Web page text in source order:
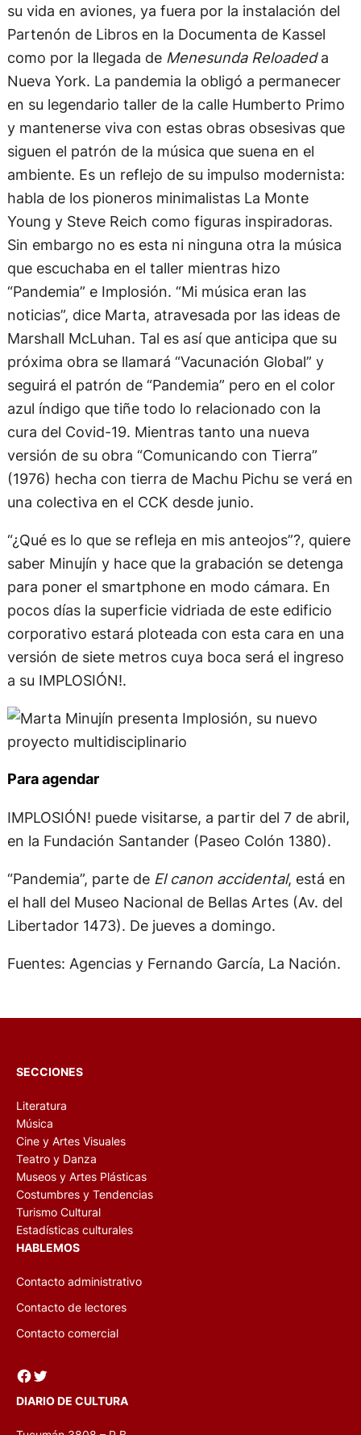
su vida en aviones, ya fuera por la instalación del
Partenón de Libros en la Documenta de Kassel
como por la llegada de Menesunda Reloadeda
Nueva York. La pandemia la obligó a permanecer
en su legendario taller de la calle Humberto Primo
y mantenerse viva con estas obras obsesivas que
siguen el patrón de la música que suena en el
ambiente. Es un reflejo de su impulso modernista:
habla de los pioneros minimalistas La Monte
Young y Steve Reich como figuras inspiradoras.
Sin embargo no es esta ni ninguna otra la música
que escuchaba en el taller mientras hizo
“Pandemia” e Implosión. “Mi música eran las
noticias”, dice Marta, atravesada por las ideas de
Marshall McLuhan. Tal es así que anticipa que su
próxima obra se llamará “Vacunación Global” y
seguirá el patrón de “Pandemia” pero en el color
azul índigo que tiñe todo lo relacionado con la
cura del Covid-19. Mientras tanto una nueva
versión de su obra “Comunicando con Tierra”
(1976) hecha con tierra de Machu Pichu se verá en
una colectiva en el CCK desde junio.
“¿Qué es lo que se refleja en mis anteojos”?, quiere
saber Minujín y hace que la grabación se detenga
para poner el smartphone en modo cámara. En
pocos días la superficie vidriada de este edificio
corporativo estará ploteada con esta cara en una
versión de siete metros cuya boca será el ingreso
a su IMPLOSIÓN!.
Para agendar
IMPLOSIÓN! puede visitarse, a partir del 7 de abril,
en la Fundación Santander (Paseo Colón 1380).
“Pandemia”, parte de El canon accidental, está en
el hall del Museo Nacional de Bellas Artes (Av. del
Libertador 1473). De jueves a domingo.
Fuentes: Agencias y Fernando García, La Nación.
SECCIONES
Literatura
Música
Cine y Artes Visuales
Teatro y Danza
Museos y Artes Plásticas
Costumbres y Tendencias
Turismo Cultural
Estadísticas culturales
HABLEMOS
Contacto administrativo
Contacto de lectores
Contacto comercial
Facebook Twitter
DIARIO DE CULTURA